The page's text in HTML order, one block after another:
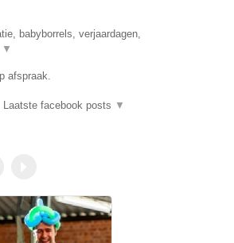
babyborrels, verjaardagen,
▼
afspraak.
Laatste facebook posts ▼